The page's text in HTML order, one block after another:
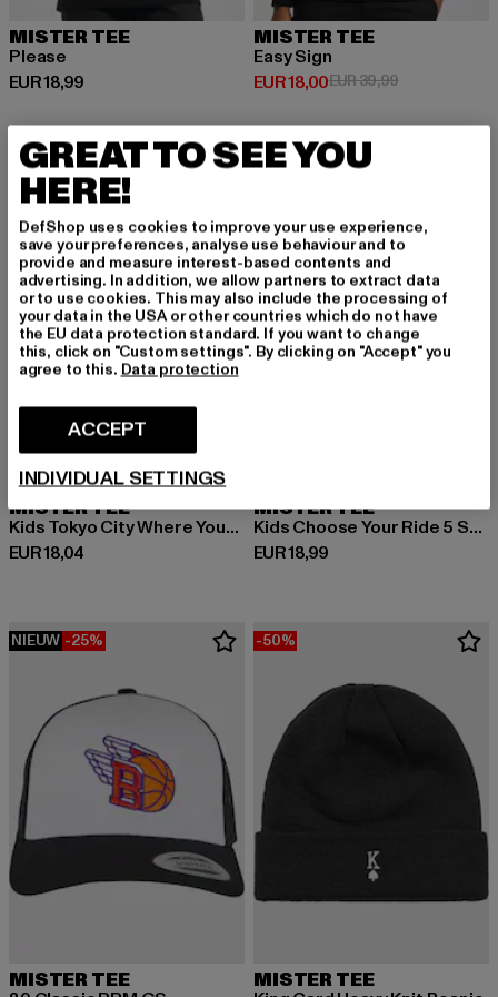
MISTER TEE
Please
EUR 18,99
Huidige prijs: EUR 18,99
MISTER TEE
Easy Sign
EUR 18,00
Huidige prijs: EUR 18,00
EUR 39,99Actieprijs:
MISTER TEE
Kids Tokyo City Where Your Future Begins Tee
EUR 18,04
Huidige prijs: EUR 18,04
MISTER TEE
Kids Choose Your Ride 5 Stars Tee
EUR 18,99
Huidige prijs: EUR 18,99
NIEUW -25%
MISTER TEE
-50%
MISTER TEE
GREAT TO SEE YOU
HERE!
DefShop uses cookies to improve your use experience,
save your preferences, analyse use behaviour and to
provide and measure interest-based contents and
advertising. In addition, we allow partners to extract data
or to use cookies. This may also include the processing of
your data in the USA or other countries which do not have
the EU data protection standard. If you want to change
this, click on "Custom settings". By clicking on "Accept" you
agree to this. Data protection
ACCEPT
INDIVIDUAL SETTINGS